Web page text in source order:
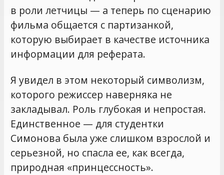
в роли летчицы — а теперь по сценарию
фильма общается с партизанкой,
которую выбирает в качестве источника
информации для реферата.
Я увидел в этом некоторый символизм,
которого режиссер наверняка не
закладывал. Роль глубокая и непростая.
Единственное — для студентки
Симонова была уже слишком взрослой и
серьезной, но спасла ее, как всегда,
природная «принцессность».